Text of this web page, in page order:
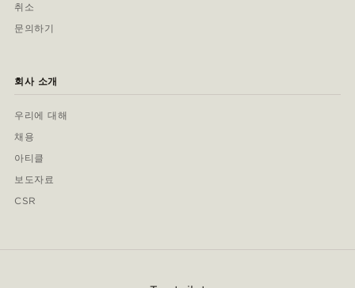
취소
문의하기
회사 소개
우리에 대해
채용
아티클
보도자료
CSR